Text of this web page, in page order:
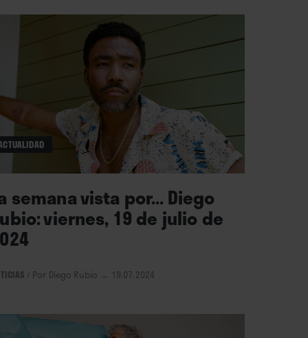
semana vista por... Diego
viernes, 19 de julio de
/ Por Diego Rubio → 19.07.2024